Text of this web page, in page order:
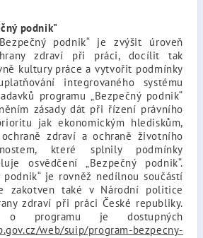
podnik"
podnik“ je zvýšit úroveň
zdraví při práci, docílit tak
kultury práce a vytvořit podmínky
integrovaného systému
programu „Bezpečný podnik“
zásady dát při řízení právního
jak ekonomickým hlediskům,
zdraví a ochraně životního
které splnily podmínky
osvědčení „Bezpečný podnik“.
podnik“ je rovněž nedílnou součástí
zakotven také v Národní politice
zdraví při práci České republiky.
o programu je dostupných
web/suip/program-bezpecny-